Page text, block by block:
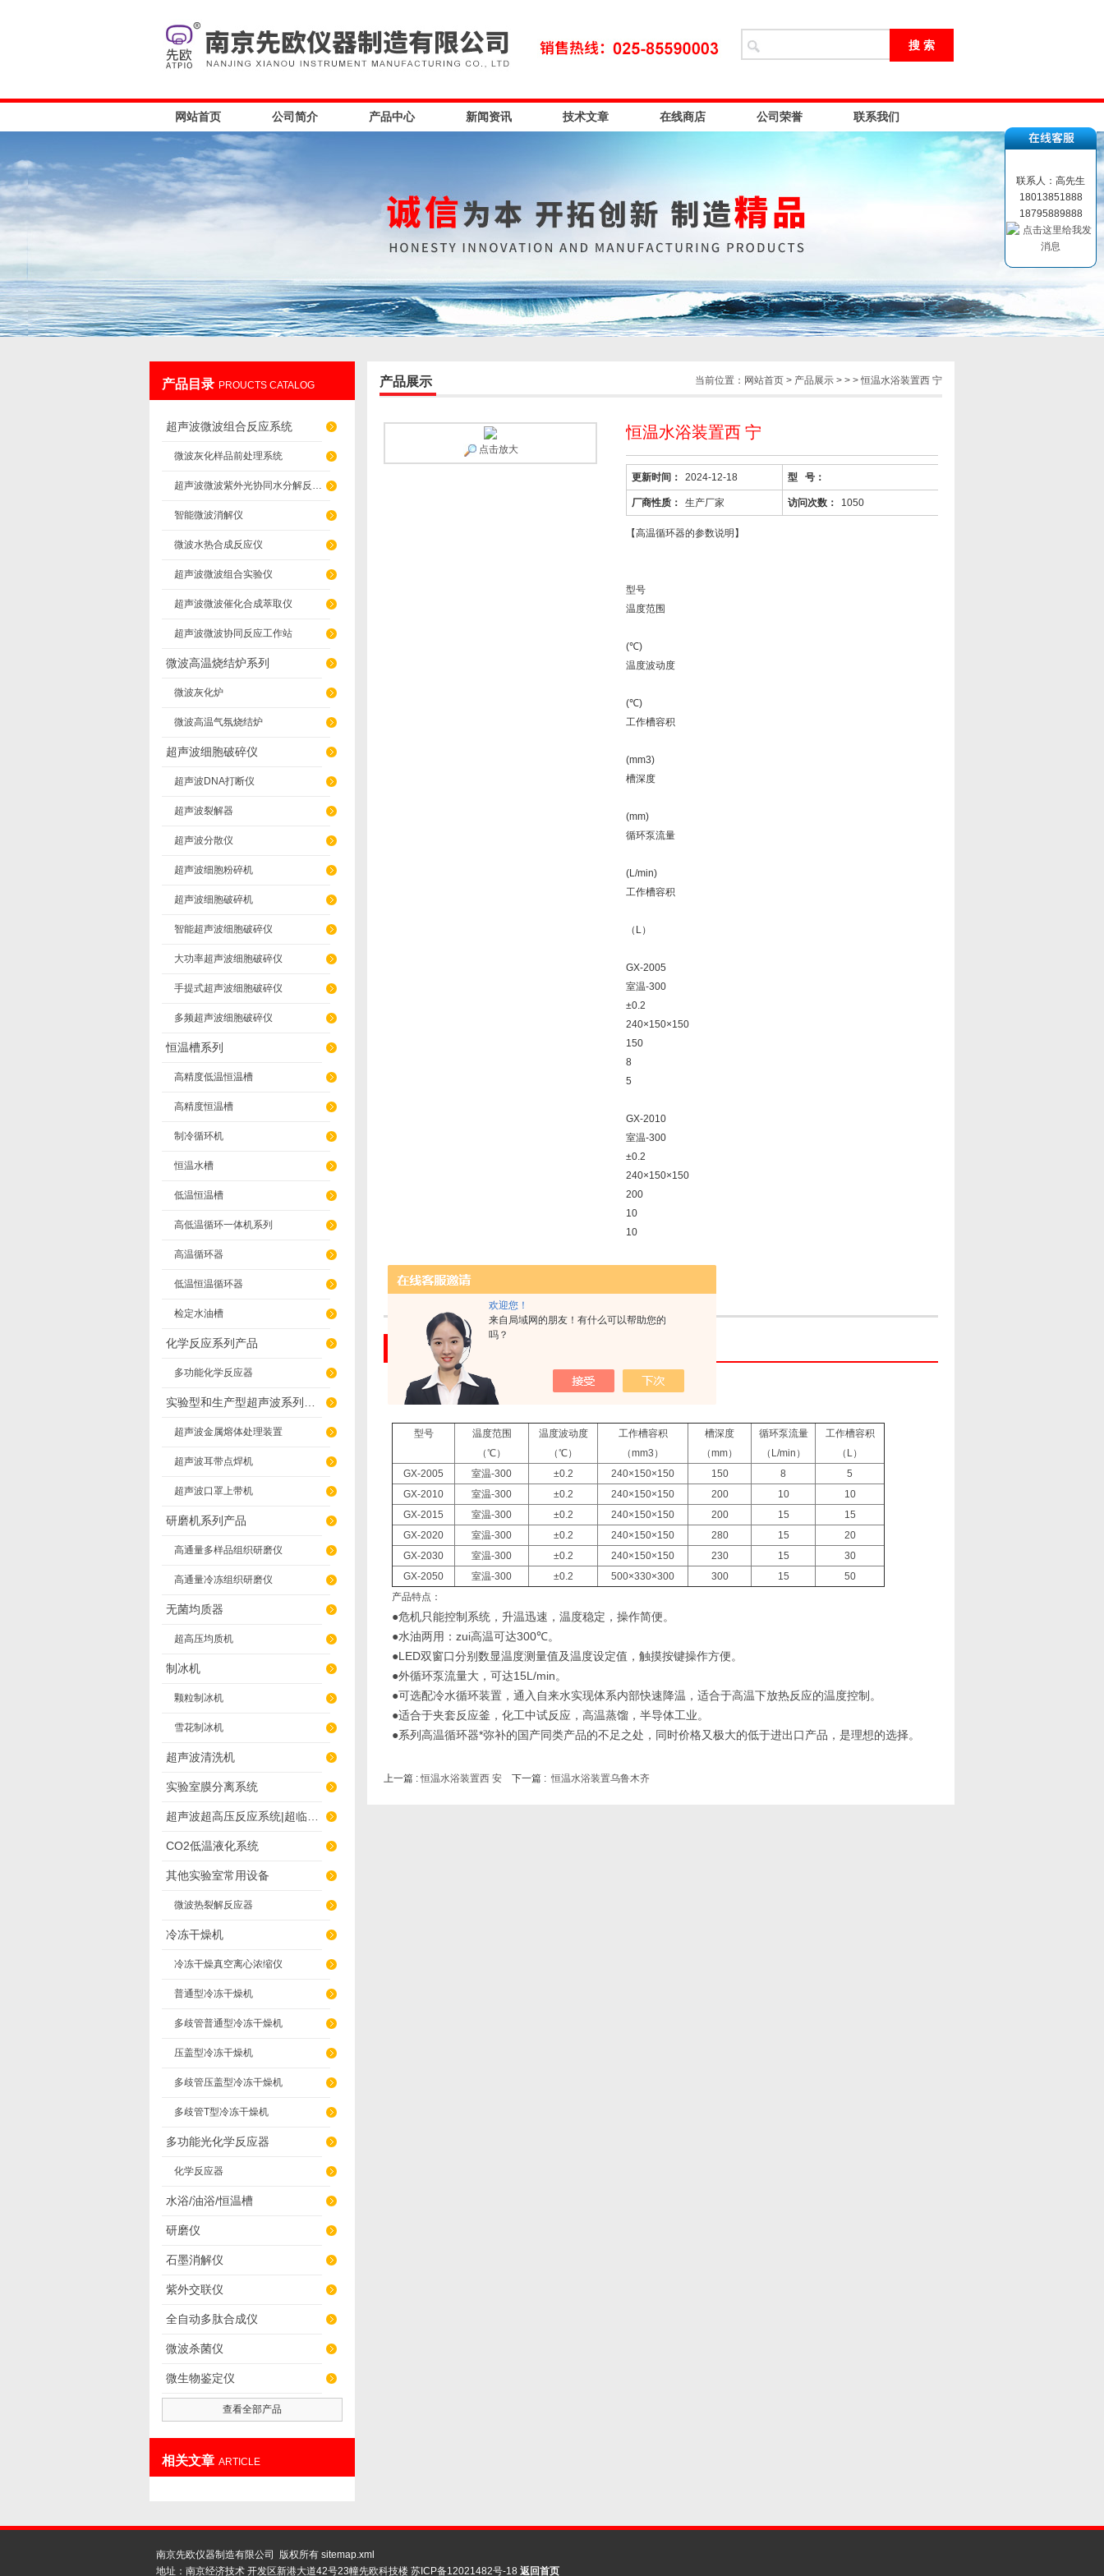
欢迎您！
来自局域网的朋友！有什么可以帮助您的
吗？
网站首页 公司简介 产品中心 新闻资讯 技术文章 在线商店 公司荣誉 联系我们
产品目录 PROUCTS CATALOG
超声波微波组合反应系统
微波灰化样品前处理系统
超声波微波紫外光协同水分解反应系统
智能微波消解仪
微波水热合成反应仪
超声波微波组合实验仪
超声波微波催化合成萃取仪
超声波微波协同反应工作站
微波高温烧结炉系列
微波灰化炉
微波高温气氛烧结炉
超声波细胞破碎仪
超声波DNA打断仪
超声波裂解器
超声波分散仪
超声波细胞粉碎机
超声波细胞破碎机
智能超声波细胞破碎仪
大功率超声波细胞破碎仪
手提式超声波细胞破碎仪
多频超声波细胞破碎仪
恒温槽系列
高精度低温恒温槽
高精度恒温槽
制冷循环机
恒温水槽
低温恒温槽
高低温循环一体机系列
高温循环器
低温恒温循环器
检定水油槽
化学反应系列产品
多功能化学反应器
超声波金属熔体处理装置
超声波耳带点焊机
超声波口罩上带机
研磨机系列产品
高通量多样品组织研磨仪
高通量冷冻组织研磨仪
无菌均质器
超高压均质机
制冰机
颗粒制冰机
雪花制冰机
超声波清洗机
实验室膜分离系统
CO2低温液化系统
其他实验室常用设备
微波热裂解反应器
冷冻干燥机
冷冻干燥真空离心浓缩仪
普通型冷冻干燥机
多歧管普通型冷冻干燥机
压盖型冷冻干燥机
多歧管压盖型冷冻干燥机
多歧管T型冷冻干燥机
多功能光化学反应器
化学反应器
水浴/油浴/恒温槽
研磨仪
石墨消解仪
紫外交联仪
全自动多肽合成仪
微波杀菌仪
微生物鉴定仪
查看全部产品
相关文章 ARTICLE
当前位置： 网站首页 > 产品展示 > > > 恒温水浴装置西 宁
产品展示
恒温水浴装置西 宁
更新时间： 2024-12-18 型 号：
厂商性质： 生产厂家 访问次数： 1050
【高温循环器的参数说明】
型号
温度范围
(℃)
温度波动度
(℃)
工作槽容积
(mm3)
槽深度
(mm)
循环泵流量
(L/min)
工作槽容积
（L）
GX-2005
室温-300
±0.2
240×150×150
150
8
5
GX-2010
室温-300
±0.2
240×150×150
200
10
10
点击放大
产品介绍
【高温循环器的参数说明】
型号
温度范围
（℃）
温度波动度
（℃）
工作槽容积
（mm3）
槽深度
（mm）
循环泵流量
（L/min）
工作槽容积
（L）
GX-2005
室温-300 ±0.2 240×150×150 150 8
5
GX-2010
室温-300 ±0.2 240×150×150 200 10
10
GX-2015
室温-300 ±0.2 240×150×150 200 15
15
GX-2020
室温-300 ±0.2 240×150×150 280 15
20
GX-2030
室温-300 ±0.2 240×150×150 230 15
30
GX-2050
室温-300 ±0.2 500×330×300 300 15
50
产品特点：
●危机只能控制系统，升温迅速，温度稳定，操作简便。
●水油两用：zui高温可达300℃。
●LED双窗口分别数显温度测量值及温度设定值，触摸按键操作方便。
●外循环泵流量大，可达15L/min。
●可选配冷水循环装置，通入自来水实现体系内部快速降温，适合于高温下放热反应的温度控制。
●适合于夹套反应釜，化工中试反应，高温蒸馏，半导体工业。
●系列高温循环器*弥补的国产同类产品的不足之处，同时价格又极大的低于进出口产品，是理想的选择。
上一篇 :恒温水浴装置西 安 下一篇 :恒温水浴装置乌鲁木齐
南京先欧仪器制造有限公司 版权所有 sitemap.xml
地址：南京经济技术 开发区新港大道42号23幢先欧科技楼 苏ICP备12021482号-18 返回首页
联系人：高先生
18013851888
18795889888